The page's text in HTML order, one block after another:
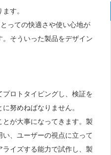
す。
っての快適さや使い心地が
そういった製品をデザイン
プロトタイピングし、検証を
努めねばなりません。
が大事になってきます。製
、ユーザーの視点に立って
イズする能力で試作し、製